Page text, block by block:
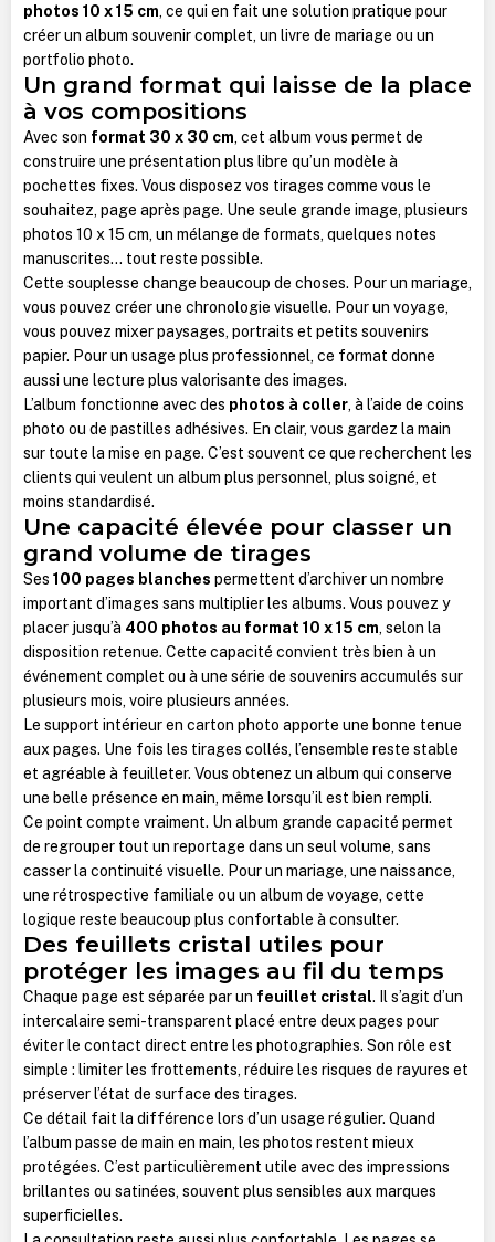
photos 10 x 15 cm, ce qui en fait une solution pratique pour
créer un album souvenir complet, un livre de mariage ou un
portfolio photo.
Un grand format qui laisse de la place
à vos compositions
Avec son format 30 x 30 cm, cet album vous permet de
construire une présentation plus libre qu’un modèle à
pochettes fixes. Vous disposez vos tirages comme vous le
souhaitez, page après page. Une seule grande image, plusieurs
photos 10 x 15 cm, un mélange de formats, quelques notes
manuscrites... tout reste possible.
Cette souplesse change beaucoup de choses. Pour un mariage,
vous pouvez créer une chronologie visuelle. Pour un voyage,
vous pouvez mixer paysages, portraits et petits souvenirs
papier. Pour un usage plus professionnel, ce format donne
aussi une lecture plus valorisante des images.
L’album fonctionne avec des photos à coller, à l’aide de coins
photo ou de pastilles adhésives. En clair, vous gardez la main
sur toute la mise en page. C’est souvent ce que recherchent les
clients qui veulent un album plus personnel, plus soigné, et
moins standardisé.
Une capacité élevée pour classer un
grand volume de tirages
Ses 100 pages blanches permettent d’archiver un nombre
important d’images sans multiplier les albums. Vous pouvez y
placer jusqu’à 400 photos au format 10 x 15 cm, selon la
disposition retenue. Cette capacité convient très bien à un
événement complet ou à une série de souvenirs accumulés sur
plusieurs mois, voire plusieurs années.
Le support intérieur en carton photo apporte une bonne tenue
aux pages. Une fois les tirages collés, l’ensemble reste stable
et agréable à feuilleter. Vous obtenez un album qui conserve
une belle présence en main, même lorsqu’il est bien rempli.
Ce point compte vraiment. Un album grande capacité permet
de regrouper tout un reportage dans un seul volume, sans
casser la continuité visuelle. Pour un mariage, une naissance,
une rétrospective familiale ou un album de voyage, cette
logique reste beaucoup plus confortable à consulter.
Des feuillets cristal utiles pour
protéger les images au fil du temps
Chaque page est séparée par un feuillet cristal. Il s’agit d’un
intercalaire semi-transparent placé entre deux pages pour
éviter le contact direct entre les photographies. Son rôle est
simple : limiter les frottements, réduire les risques de rayures et
préserver l’état de surface des tirages.
Ce détail fait la différence lors d’un usage régulier. Quand
l’album passe de main en main, les photos restent mieux
protégées. C’est particulièrement utile avec des impressions
brillantes ou satinées, souvent plus sensibles aux marques
superficielles.